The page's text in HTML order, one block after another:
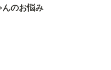
のお悩み